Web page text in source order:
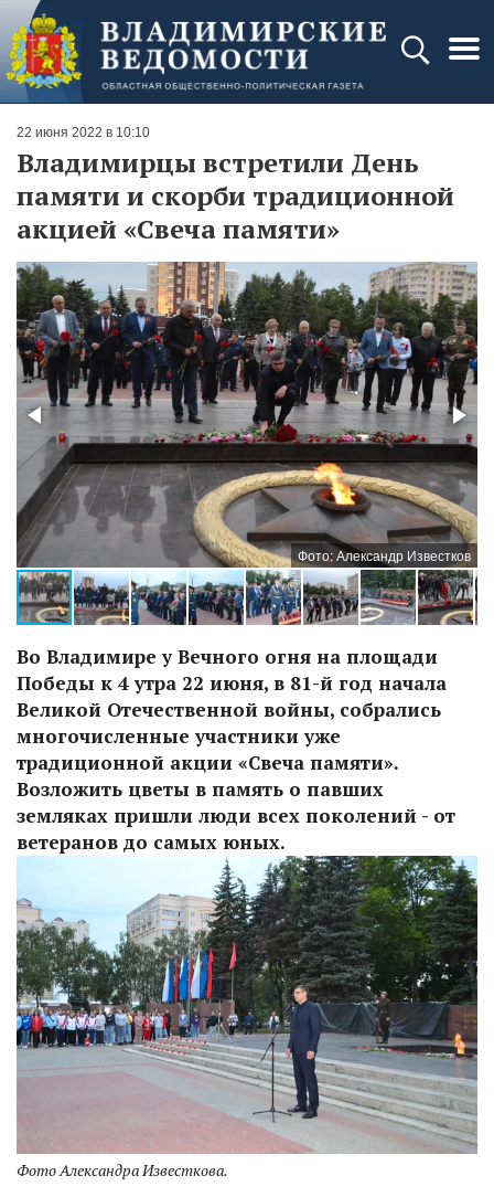
22 июня 2022 в 10:10
Владимирцы встретили День
памяти и скорби традиционной
акцией «Свеча памяти»
Фото: Александр Известков
Во Владимире у Вечного огня на площади
Победы к 4 утра 22 июня, в 81-й год начала
Великой Отечественной войны, собрались
многочисленные участники уже
традиционной акции «Свеча памяти».
Возложить цветы в память о павших
земляках пришли люди всех поколений - от
ветеранов до самых юных.
Фото Александра Известкова.